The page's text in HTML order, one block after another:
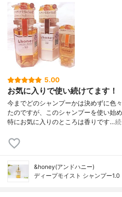
5.00
お気に入りで使い続けてます！
今までどのシャンプーかは決めずに色
たのですが、このシャンプーを使い始
特にお気に入りのところは香りです…
&honey(アンドハニー)
ディープモイスト シャンプー1.0